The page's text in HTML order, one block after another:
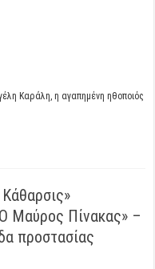
Καράλη, η αγαπημένη ηθοποιός
Μαύρος Πίνακας» –
προστασίας